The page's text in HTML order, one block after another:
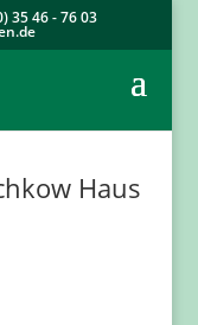
35 46 - 76 03
Haus